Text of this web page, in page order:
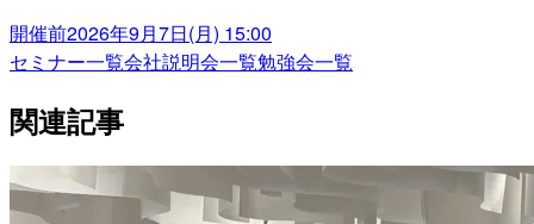
開催前2026年9月7日(月) 15:00
セミナー一覧会社説明会一覧勉強会一覧
関連記事